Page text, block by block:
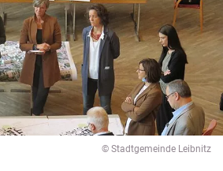
© Stadtgemeinde Leibnitz